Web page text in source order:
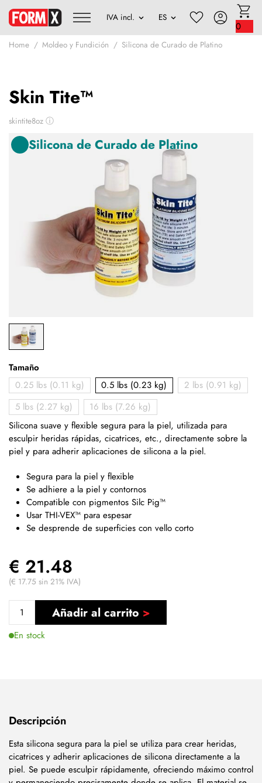
0
Home Moldeo y Fundición Silicona de Curado de Platino
Skin Tite™
skintite8oz ⓘ
Silicona de Curado de Platino
Tamaño
0.25 lbs (0.11 kg)
0.5 lbs (0.23 kg)
2 lbs (0.91 kg)
5 lbs (2.27 kg)
16 lbs (7.26 kg)
Silicona suave y flexible segura para la piel, utilizada para
esculpir heridas rápidas, cicatrices, etc., directamente sobre la
piel y para adherir aplicaciones de silicona a la piel.
Segura para la piel y flexible
Se adhiere a la piel y contornos
Compatible con pigmentos Silc Pig™
Usar THI-VEX™ para espesar
Se desprende de superficies con vello corto
€ 21.48
(€ 17.75 sin 21% IVA)
Añadir al carrito
En stock
Descripción
Esta silicona segura para la piel se utiliza para crear heridas,
cicatrices y adherir aplicaciones de silicona directamente a la
piel. Se puede esculpir rápidamente, ofreciendo máximo control